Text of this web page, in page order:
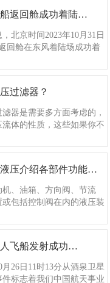
返回舱成功着陆…
北京时间2023年10月31日
回舱在东风着陆场成功着
载人飞…
过滤器？
器是需要多方面考虑的，
体的性质，这些如果你不
帮助到你哦！…
压介绍各部件功能…
、油箱、方向阀、节流
包括控制阀在内的液压装
说明如下：…
飞船发射成功…
26日11时13分从酒泉卫星
标志着我们中国航天事业